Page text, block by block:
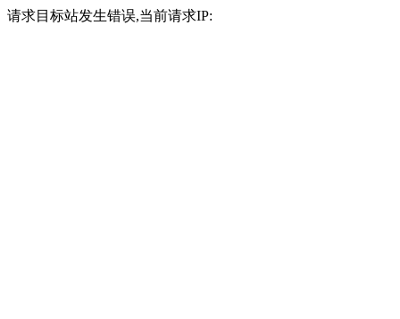
请求目标站发生错误,当前请求IP: